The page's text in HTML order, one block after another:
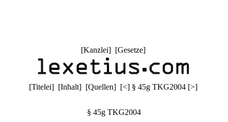
[Kanzlei] [Gesetze]
[Titelei] [Inhalt] [Quellen] [<] § 45g TKG2004 [>]
§ 45g TKG2004